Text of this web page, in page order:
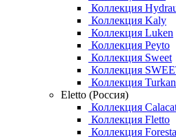
Коллекция
Коллекция Kaly
Коллекция Luken
Коллекция Peyto
Коллекция Sweet
Коллекция
Коллекция
Eletto (Россия)
Коллекция
Коллекция Fletto
Коллекция Foresta